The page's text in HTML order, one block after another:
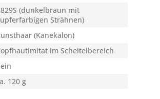
(dunkelbraun mit
Strähnen)
(Kanekalon)
im Scheitelbereich
120 g